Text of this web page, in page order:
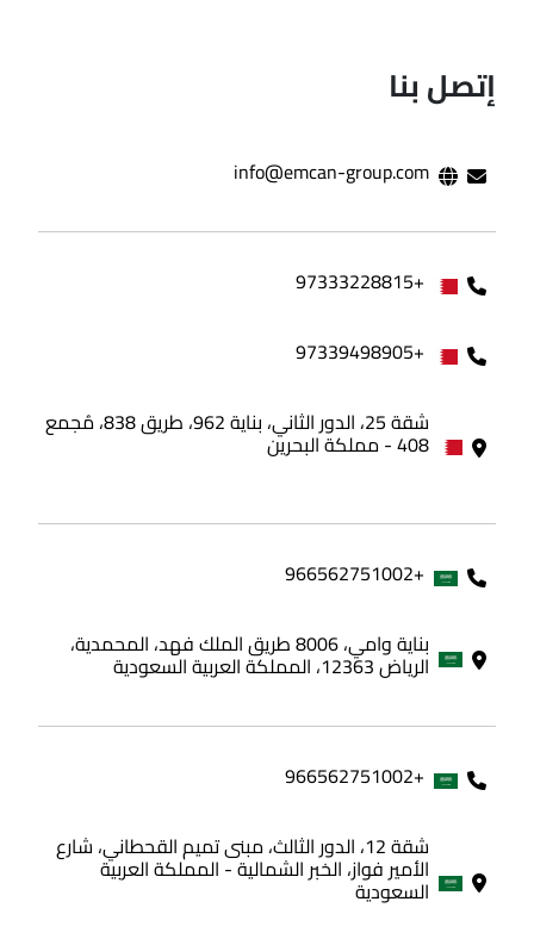
إتصل بنا
info@emcan-group.com
+97333228815
+97339498905
شقة 25، الدور الثاني، بناية 962، طريق 838، مُجمع
408 - مملكة البحرين
+966562751002
بناية وامي، 8006 طريق الملك فهد، المحمدية،
الرياض 12363، المملكة العربية السعودية
+966562751002
شقة 12، الدور الثالث، مبنى تميم القحطاني، شارع
الأمير فواز، الخبر الشمالية - المملكة العربية
السعودية